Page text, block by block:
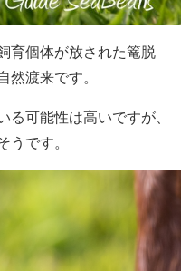
育個体が放された篭脱
然渡来です。
る可能性は高いですが、
うです。